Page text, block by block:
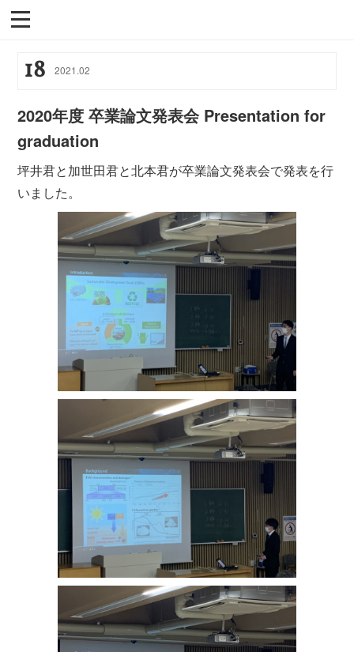
18 2021 .02
2020年度 卒業論文発表会 Presentation for
graduation
坪井君と加世田君と北本君が卒業論文発表会で発表を行
いました。